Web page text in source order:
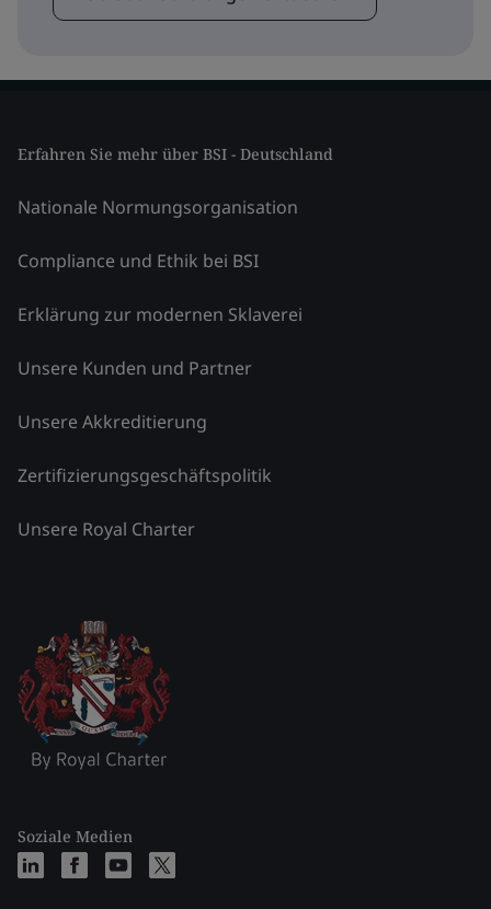
Erfahren Sie mehr über BSI - Deutschland
Nationale Normungsorganisation
Compliance und Ethik bei BSI
Erklärung zur modernen Sklaverei
Unsere Kunden und Partner
Unsere Akkreditierung
Zertifizierungsgeschäftspolitik
Unsere Royal Charter
Soziale Medien